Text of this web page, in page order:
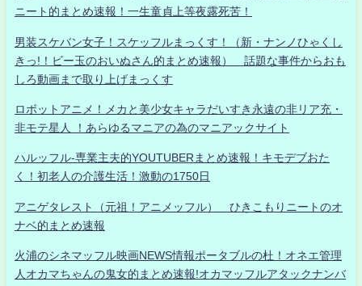
ニート的まとめ速報！一生童貞上等夜露死苦！
男装スケバン女子！スケッフルまっくす！（新・ナンノひゃくし
きっ!！ビー玉のおいぬさん的まとめ速報） 話題な事件からおも
しろ動画まで取り上げまっくす
ロボットアニメ！メカと美少女キャラだいすき永遠の非リア充・
非モテ星人 ！あらゆるマニアの為のマニアックサイト
ハルッフル-専業主夫的YOUTUBERまとめ速報！キモデブおた
く！初老人の介護生活！激動の1750日
アニゲタレスト（元祖！アニメッフル） ひきこもりニートのオ
ナベ的まとめ速報
火浦のシネマッフル映画NEWS情報ポータブルの杜！オネエ管理
人オカマちゃんの鬼女的まとめ速報!オカマッフルアタックナンバ